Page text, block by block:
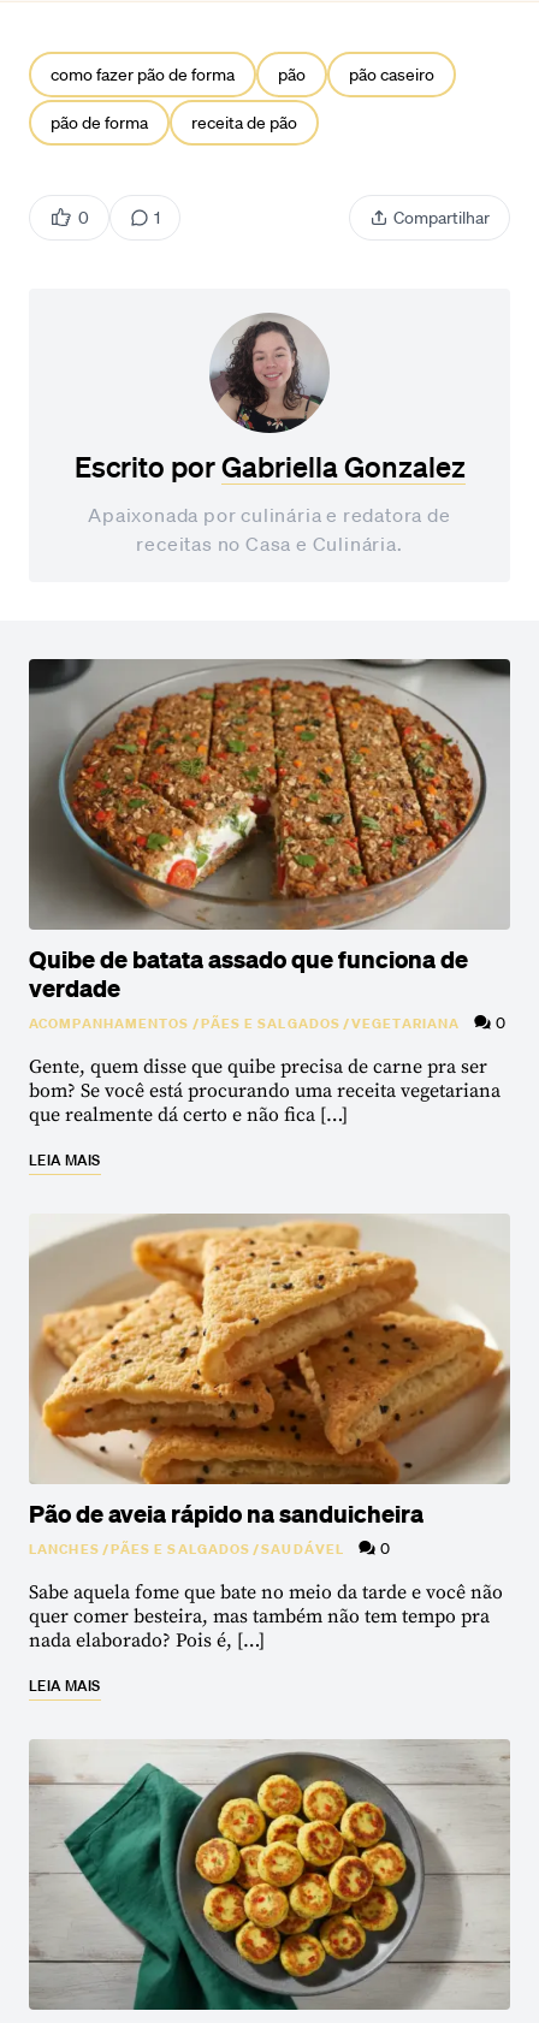
como fazer pão de forma pão pão caseiro
pão de forma receita de pão
0 1 Compartilhar
Escrito porGabriella Gonzalez
Apaixonada por culinária e redatora de
receitas no Casa e Culinária.
Quibe de batata assado que funciona de
verdade
ACOMPANHAMENTOS /PÃES E SALGADOS/VEGETARIANA 0
Gente, quem disse que quibe precisa de carne pra ser
bom? Se você está procurando uma receita vegetariana
que realmente dá certo e não fica […]
LEIA MAIS
Pão de aveia rápido na sanduicheira
LANCHES/PÃES E SALGADOS/SAUDÁVEL 0
Sabe aquela fome que bate no meio da tarde e você não
quer comer besteira, mas também não tem tempo pra
nada elaborado? Pois é, […]
LEIA MAIS